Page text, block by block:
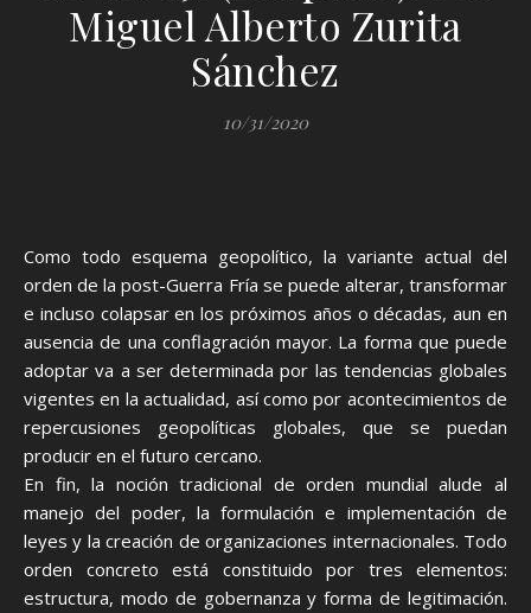
Miguel Alberto Zurita
Sánchez
10/31/2020
Como todo esquema geopolítico, la variante actual del
orden de la post-Guerra Fría se puede alterar, transformar
e incluso colapsar en los próximos años o décadas, aun en
ausencia de una conflagración mayor. La forma que puede
adoptar va a ser determinada por las tendencias globales
vigentes en la actualidad, así como por acontecimientos de
repercusiones geopolíticas globales, que se puedan
producir en el futuro cercano.
En fin, la noción tradicional de orden mundial alude al
manejo del poder, la formulación e implementación de
leyes y la creación de organizaciones internacionales. Todo
orden concreto está constituido por tres elementos:
estructura, modo de gobernanza y forma de legitimación.